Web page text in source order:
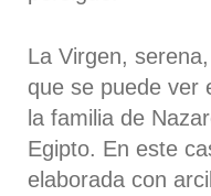
La Virgen,
que se puede ver
la familia de
Egipto. En este
elaborada con